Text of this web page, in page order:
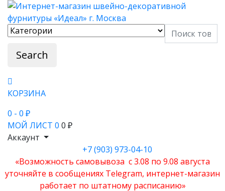
Search
КОРЗИНА
0 - 0 ₽
МОЙ ЛИСТ 0 0 ₽
Аккаунт
+7 (903) 973-04-10
«Возможность самовывоза с 3.08 по 9.08 августа
уточняйте в сообщениях Telegram, интернет-магазин
работает по штатному расписанию»